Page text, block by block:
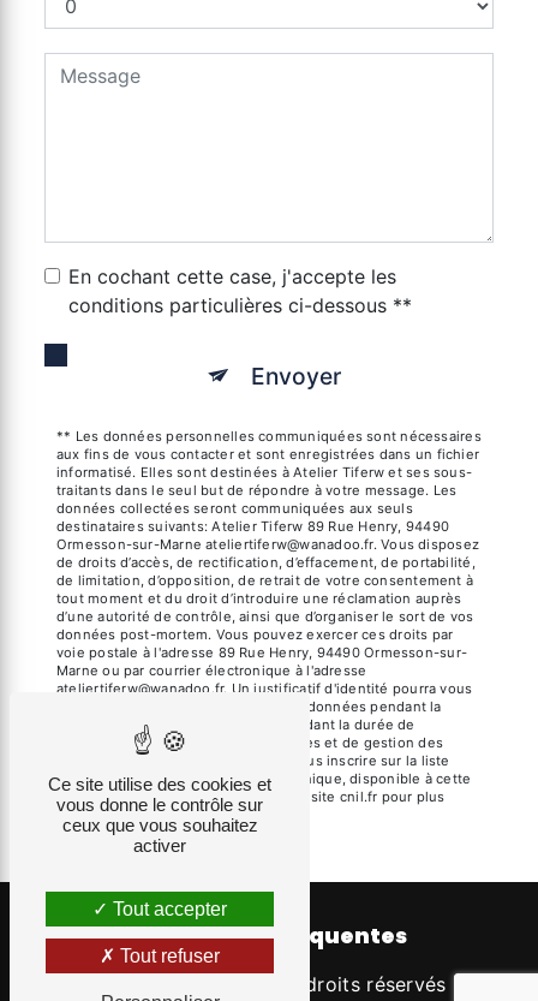
En cochant cette case, j'accepte les
conditions particulières ci-dessous **
Envoyer
** Les données personnelles communiquées sont nécessaires
aux fins de vous contacter et sont enregistrées dans un fichier
informatisé. Elles sont destinées à Atelier Tiferw et ses sous-
traitants dans le seul but de répondre à votre message. Les
données collectées seront communiquées aux seuls
destinataires suivants: Atelier Tiferw 89 Rue Henry, 94490
Ormesson-sur-Marne ateliertiferw@wanadoo.fr. Vous disposez
de droits d’accès, de rectification, d’effacement, de portabilité,
de limitation, d’opposition, de retrait de votre consentement à
tout moment et du droit d’introduire une réclamation auprès
d’une autorité de contrôle, ainsi que d’organiser le sort de vos
données post-mortem. Vous pouvez exercer ces droits par
voie postale à l'adresse 89 Rue Henry, 94490 Ormesson-sur-
Marne ou par courrier électronique à l'adresse
ateliertiferw@wanadoo.fr. Un justificatif d'identité pourra vous
être demandé. Nous conservons vos données pendant la
période de prise de contact puis pendant la durée de
prescription légale aux fins probatoires et de gestion des
contentieux. Vous avez le droit de vous inscrire sur la liste
d'opposition au démarchage téléphonique, disponible à cette
adresse:
Bloctel.gouv.fr. Consultez le site cnil.fr pour plus
d’informations sur vos droits.
Recherches fréquentes
- 2026 - Tous droits réservés -
Ce site utilise des cookies et
vous donne le contrôle sur
ceux que vous souhaitez
activer
Tout accepter
Tout refuser